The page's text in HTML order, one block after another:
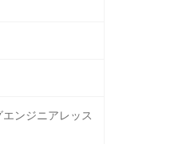
ンジニアレッス